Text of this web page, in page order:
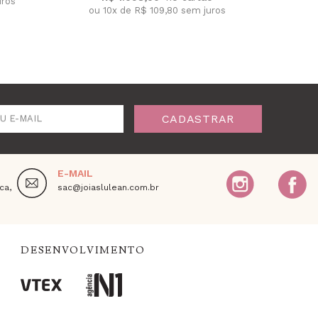
ou 10x de R$ 109,80 sem juros
E-MAIL CADASTRAR
E-MAIL
sac@joiaslulean.com.br
DESENVOLVIMENTO